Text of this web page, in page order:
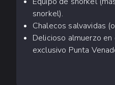
snorkel).
Chalecos salvavidas
Delicioso almuerzo
exclusivo Punta